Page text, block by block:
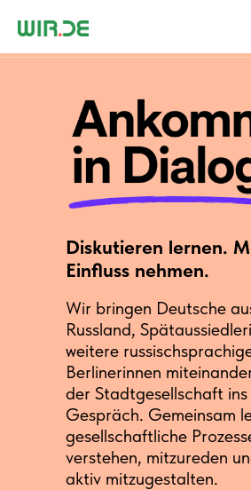
Diskutieren lernen.
Einfluss nehmen.
Wir bringen Deutsche
Russland,
weitere
Berlinerinnen
der Stadtgesellschaft ins
Gespräch. Gemeinsam
gesellschaftliche
verstehen, mitzureden
aktiv mitzugestalten.